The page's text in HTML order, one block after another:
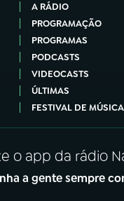
A RÁDIO
PROGRAMAÇÃO
PROGRAMAS
PODCASTS
VIDEOCASTS
ÚLTIMAS
FESTIVAL DE MÚSICA
o app da rádio
a gente sempre